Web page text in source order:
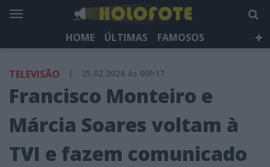
HOME ÚLTIMAS
FAMOSOS
HOLOFOTE TV
NEWSLETTER
TELEVISÃO | 25.02.2024 às 00h17
Francisco Monteiro e
Márcia Soares voltam à
TVI e fazem comunicado